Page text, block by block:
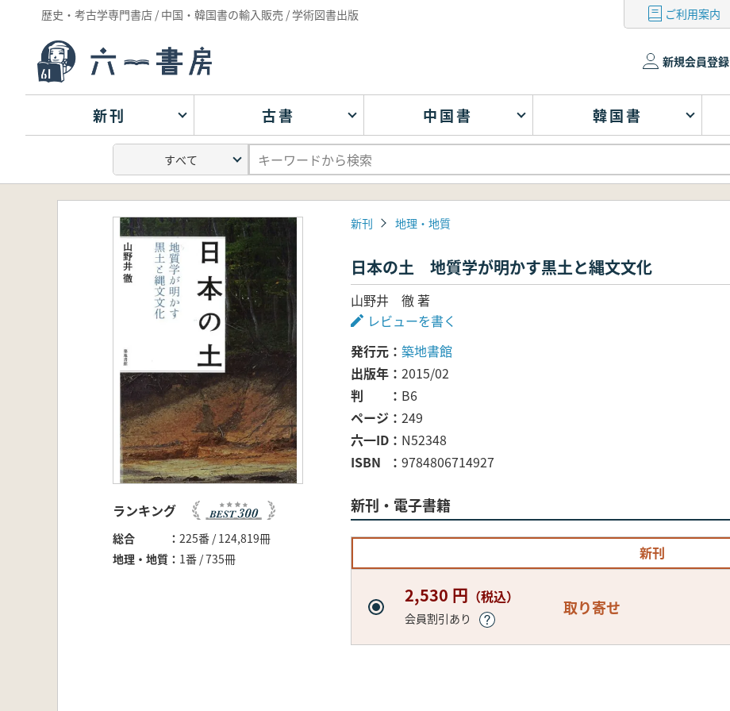
歴史・考古学専門書店 / 中国・韓国書の輸入販売 / 学術図書出版 ご利用案内
新規会員登録
新刊 古書 中国書 韓国書
ランキング
総合
225番 / 124,819冊
地理・地質
1番 / 735冊
新刊 地理・地質
日本の土 地質学が明かす黒土と縄文文化
山野井 徹 著
レビューを書く
発行元
築地書館
出版年
2015/02
判
B6
ページ
249
六一ID
N52348
ISBN
9784806714927
新刊・電子書籍
新刊
2,530 円 （税込）
会員割引あり
取り寄せ